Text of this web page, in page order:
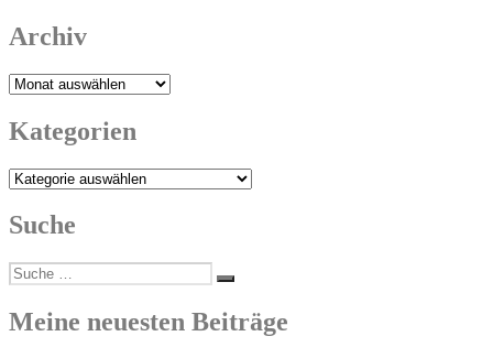
Archiv
Archiv
Kategorien
Kategorien
Suche
Suche
nach:
Suchen
Meine neuesten Beiträge